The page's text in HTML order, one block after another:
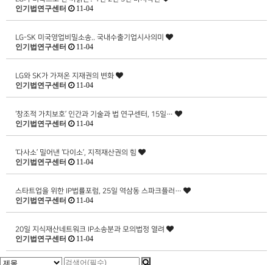
인기법연구센터 11-04
LG-SK 미국영업비밀소송.. 국내수출기업시사의미
인기법연구센터 11-04
LG와 SK가 가져온 지재권의 변화
인기법연구센터 11-04
‘창조적 가치보호’ 인간과 기술과 법 연구센터, 15일…
인기법연구센터 11-04
‘다사소’ 밀어낸 ‘다이소’, 지적재산권의 힘
인기법연구센터 11-04
스타트업을 위한 IP법률포럼, 25일 역삼동 스파크플러…
인기법연구센터 11-04
20일 지식재산네트워크 IP소송분과 모의법정 열려
인기법연구센터 11-04